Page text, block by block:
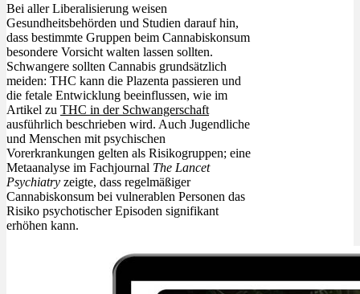
Bei aller Liberalisierung weisen
Gesundheitsbehörden und Studien darauf hin,
dass bestimmte Gruppen beim Cannabiskonsum
besondere Vorsicht walten lassen sollten.
Schwangere sollten Cannabis grundsätzlich
meiden: THC kann die Plazenta passieren und
die fetale Entwicklung beeinflussen, wie im
Artikel zu THC in der Schwangerschaft
ausführlich beschrieben wird. Auch Jugendliche
und Menschen mit psychischen
Vorerkrankungen gelten als Risikogruppen; eine
Metaanalyse im Fachjournal The Lancet
Psychiatry zeigte, dass regelmäßiger
Cannabiskonsum bei vulnerablen Personen das
Risiko psychotischer Episoden signifikant
erhöhen kann.